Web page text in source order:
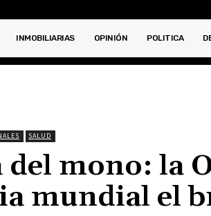
INMOBILIARIAS OPINIÓN POLITICA
SALUD
mono: la
mundial el